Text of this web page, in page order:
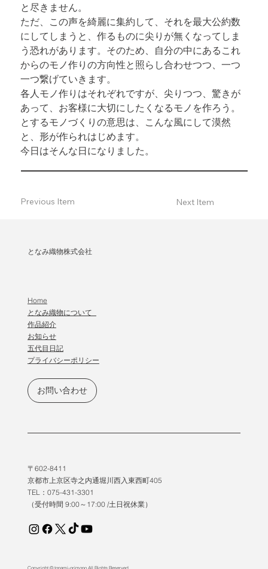
と尽きません。
ただ、この声を綺麗に集約して、それを最大公約数
にしてしまうと、作るものに尖りが無くなってしま
う恐れがあります。そのため、自分の中にあるこれ
からのモノ作りの方向性と照らし合わせつつ、一つ
一つ繋げていきます。
各人モノ作りはそれぞれですが、尖りつつ、驚きが
あって、お客様に大切にしたくなるモノを作ろう。
とするモノづくりの意思は、こんな風にして漠然
と、形が作られはじめます。
今日はそんな日になりました。
Next Item
Previous Item
となみ織物株式会社
お問い合わせ
〒602-8411
京都市上京区寺之内通堀川西入東西町405
TEL：075-431-3301
（受付時間 9:00～17:00 /土日祝休業）
Home
となみ織物について
作品紹介
​お知らせ
五代目日記
プライバシーポリシー